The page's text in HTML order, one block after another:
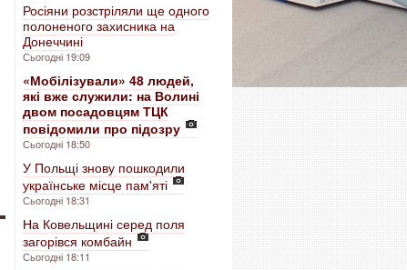
Росіяни розстріляли ще одного
полоненого захисника на
Донеччині
Сьогодні 19:09
«Мобілізували» 48 людей,
які вже служили: на Волині
двом посадовцям ТЦК
повідомили про підозру
Сьогодні 18:50
У Польщі знову пошкодили
українське місце пам'яті
Сьогодні 18:31
На Ковельщині серед поля
загорівся комбайн
Сьогодні 18:11